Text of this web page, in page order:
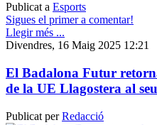
Publicat a Esports
Sigues el primer a comentar!
Llegir més ...
Divendres, 16 Maig 2025 12:21
El Badalona Futur
de la UE Llagostera al
Publicat perRedacció